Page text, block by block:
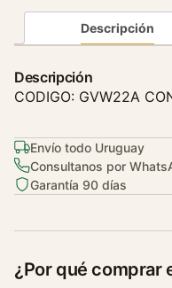
D
A
g
a
V
o
k
w
Descripción
Descripción
CODIGO: GVW22A
Envío todo Uruguay
Consultanos por
Garantía 90 días
¿Por qué comprar